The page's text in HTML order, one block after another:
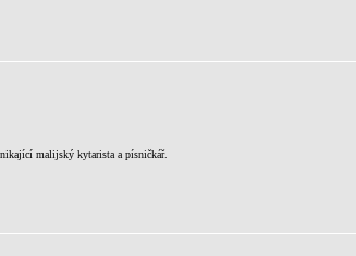
malijský kytarista a písničkář.